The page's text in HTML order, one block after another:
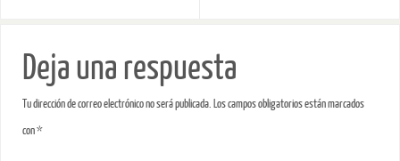
Deja una respuesta
Tu dirección de correo electrónico no será publicada. Los campos obligatorios están marcados
con*